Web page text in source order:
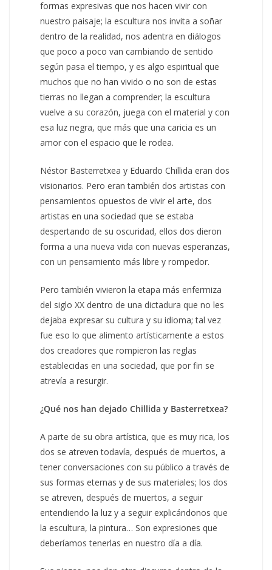
formas expresivas que nos hacen vivir con
nuestro paisaje; la escultura nos invita a soñar
dentro de la realidad, nos adentra en diálogos
que poco a poco van cambiando de sentido
según pasa el tiempo, y es algo espiritual que
muchos que no han vivido o no son de estas
tierras no llegan a comprender; la escultura
vuelve a su corazón, juega con el material y con
esa luz negra, que más que una caricia es un
amor con el espacio que le rodea.
Néstor Basterretxea y Eduardo Chillida eran dos
visionarios. Pero eran también dos artistas con
pensamientos opuestos de vivir el arte, dos
artistas en una sociedad que se estaba
despertando de su oscuridad, ellos dos dieron
forma a una nueva vida con nuevas esperanzas,
con un pensamiento más libre y rompedor.
Pero también vivieron la etapa más enfermiza
del siglo XX dentro de una dictadura que no les
dejaba expresar su cultura y su idioma; tal vez
fue eso lo que alimento artísticamente a estos
dos creadores que rompieron las reglas
establecidas en una sociedad, que por fin se
atrevía a resurgir.
¿Qué nos han dejado Chillida y Basterretxea?
A parte de su obra artística, que es muy rica, los
dos se atreven todavía, después de muertos, a
tener conversaciones con su público a través de
sus formas eternas y de sus materiales; los dos
se atreven, después de muertos, a seguir
entendiendo la luz y a seguir explicándonos que
la escultura, la pintura… Son expresiones que
deberíamos tenerlas en nuestro día a día.